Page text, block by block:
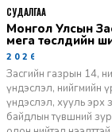
Монгол Улсын Засгийн газар болон Улаанбаатар хотын
мега төслүүдийн
2026-06-29
Засгийн газрын 14,
үндэслэл, нийгмийн
үндэслэл, хууль эрх
байдлын түвшний
СУДАЛГАА